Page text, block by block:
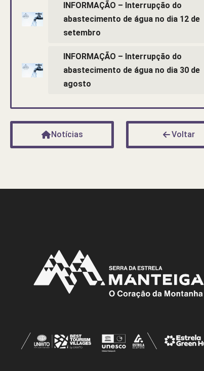
INFORMAÇÃO – Interrupção do
abastecimento de água no dia 12 de
setembro
INFORMAÇÃO – Interrupção do
abastecimento de água no dia 30 de
agosto
Notícias Voltar